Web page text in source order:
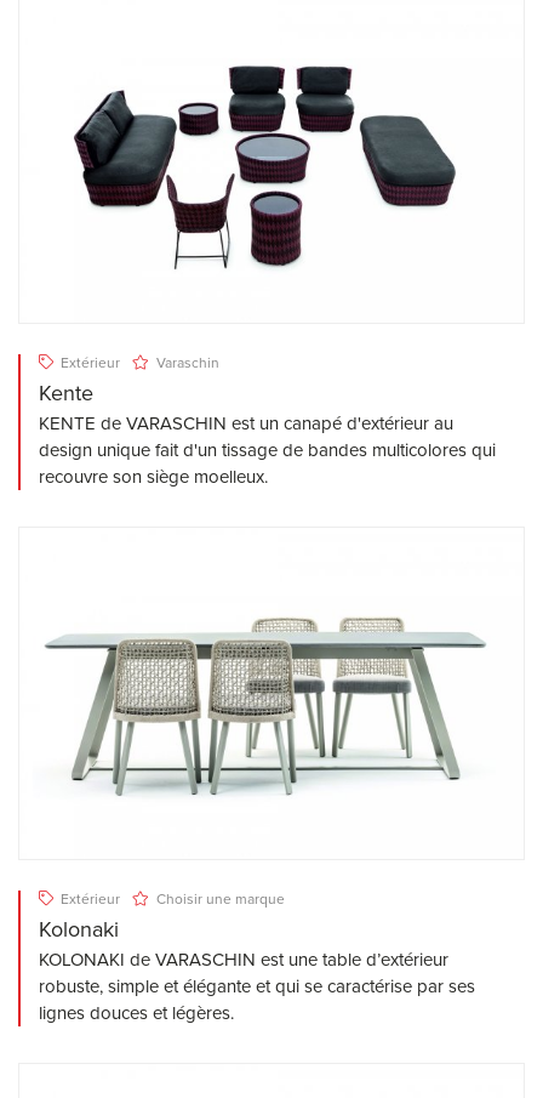
Extérieur Varaschin
Kente
KENTE de VARASCHIN est un canapé d'extérieur au
design unique fait d'un tissage de bandes multicolores qui
recouvre son siège moelleux.
Extérieur Choisir une marque
Kolonaki
KOLONAKI de VARASCHIN est une table d’extérieur
robuste, simple et élégante et qui se caractérise par ses
lignes douces et légères.